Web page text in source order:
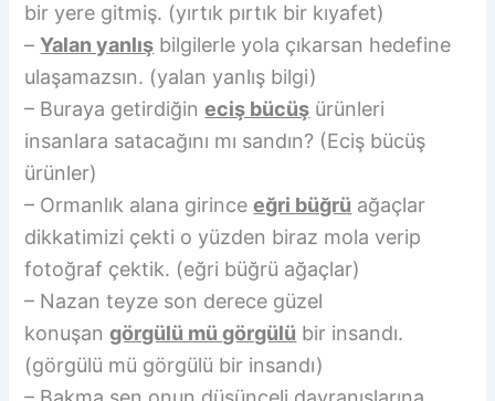
bir yere gitmiş. (yırtık pırtık bir kıyafet)
–Yalan yanlış bilgilerle yola çıkarsan hedefine
ulaşamazsın. (yalan yanlış bilgi)
– Buraya getirdiğineciş bücüş ürünleri
insanlara satacağını mı sandın? (Eciş bücüş
ürünler)
– Ormanlık alana girinceeğri büğrü ağaçlar
dikkatimizi çekti o yüzden biraz mola verip
fotoğraf çektik. (eğri büğrü ağaçlar)
– Nazan teyze son derece güzel
konuşangörgülü mü görgülü bir insandı.
(görgülü mü görgülü bir insandı)